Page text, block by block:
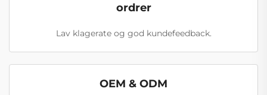
ordrer
Lav klagerate og god kundefeedback.
OEM & ODM